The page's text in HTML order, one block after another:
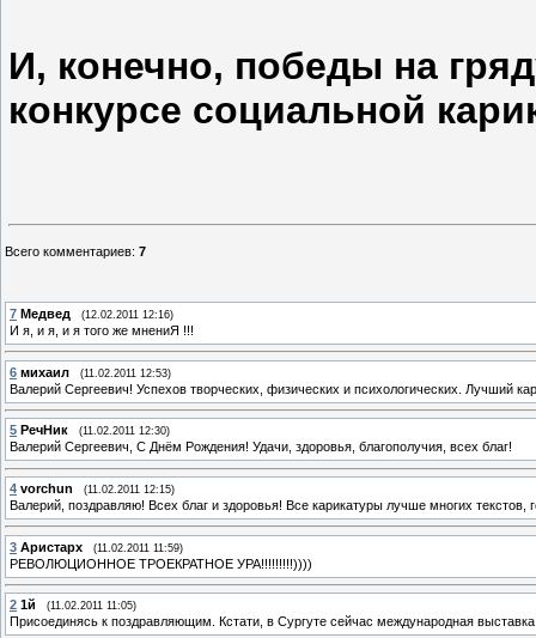
И, конечно, победы на
конкурсе социальной
Всего комментариев: 7
7 Медвед (12.02.2011 12:16)
И я, и я, и я того же мнениЯ !!!
6 михаил (11.02.2011 12:53)
Валерий Сергеевич! Успехов творческих, физических и психологических. Лучший
5 РечНик (11.02.2011 12:30)
Валерий Сергеевич, С Днём Рождения! Удачи, здоровья, благополучия, всех благ!
4 vorchun (11.02.2011 12:15)
Валерий, поздравляю! Всех благ и здоровья! Все карикатуры лучше многих текстов,
3 Аристарх (11.02.2011 11:59)
РЕВОЛЮЦИОННОЕ ТРОЕКРАТНОЕ УРА!!!!!!!!!))))
2 1й (11.02.2011 11:05)
Присоединясь к поздравляющим. Кстати, в Сургуте сейчас международная